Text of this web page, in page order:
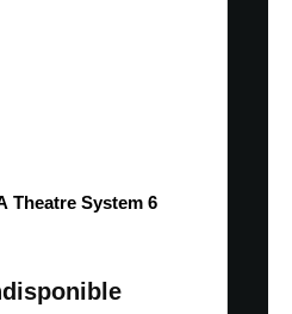
Theatre System 6